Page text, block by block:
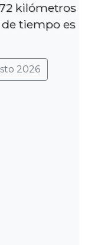
kilómetros
de tiempo es
2026